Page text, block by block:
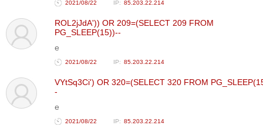
2021/08/22 85.203.22.214
ROL2jJdA')) OR 209=(SELECT 209 FROM
PG_SLEEP(15))--
e
2021/08/22 85.203.22.214
VYtSq3Ci') OR 320=(SELECT 320 FROM
-
e
2021/08/22 85.203.22.214